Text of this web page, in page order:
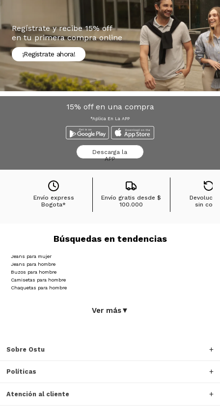
Regístrate y recibe 15% off
en tu primera compra online
¡Registrate ahora!
15% off en una compra
*Aplica En La APP
Descarga la
APP
Envío express
Bogota*
Envío gratis desde$
100.000
sin
Búsquedas en tendencias
Jeans para mujer
Jeans para hombre
Buzos para hombre
Camisetas para hombre
Chaquetas para hombre
Ver más▼
Sobre Ostu
Políticas
Atención al cliente